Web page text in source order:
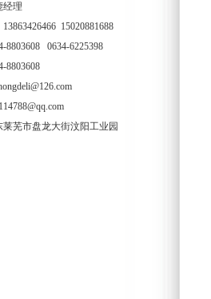
经理
15020881688
8803608 0634-6225398
8803608
莱芜市盘龙大街汶阳工业园